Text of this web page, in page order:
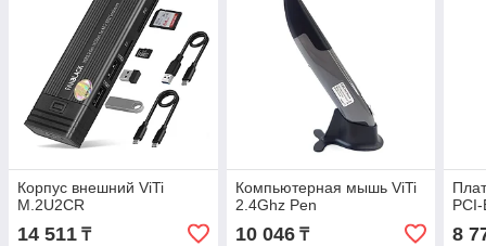
Корпус внешний ViTi
M.2U2CR
14 511 ₸
Компьютерная мышь ViTi
2.4Ghz Pen
10 046₸ 8